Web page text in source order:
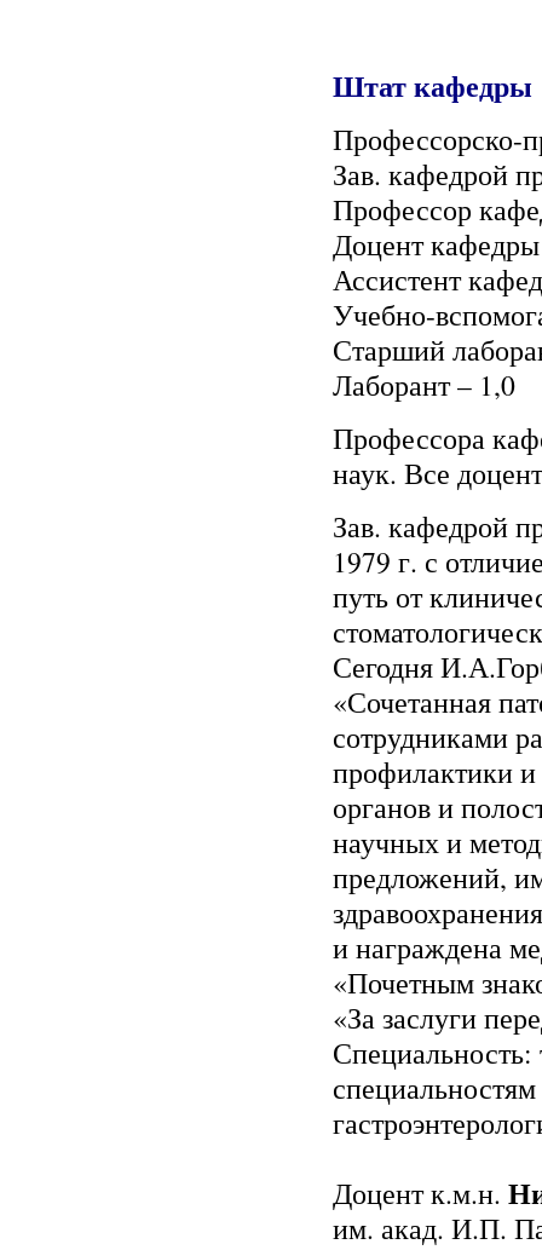
Штат кафедры
Профессорско-
Зав. кафедрой
Профессор
Доцент
Ассистент
Учебно-
Старший
Лаборант – 1,0
Профессора
наук. Все
Зав. кафедрой
1979 г. с
путь от
Сегодня
«Сочетанная
сотрудниками
профилактики
органов и
научных и
предложений,
и награждена
«Почетным
«За заслуги
Специальность:
Доцент к.м.н.
им. акад. И.П.